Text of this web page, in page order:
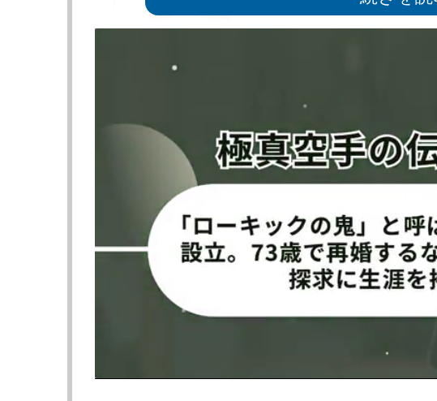
ラウジーとカラーノが計量パス
（＠netflixsports）
ふっくらしている24年のカラーノ
(@ginajcarano)